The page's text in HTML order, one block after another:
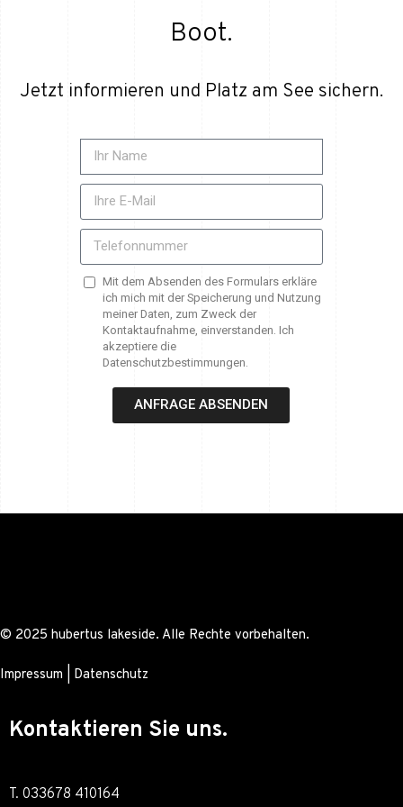
Boot.
Jetzt informieren und Platz am See sichern.
Mit dem Absenden des Formulars erkläre
ich mich mit der Speicherung und Nutzung
meiner Daten, zum Zweck der
Kontaktaufnahme, einverstanden. Ich
akzeptiere die
Datenschutzbestimmungen.
ANFRAGE ABSENDEN
© 2025 hubertus lakeside. Alle Rechte vorbehalten.
Impressum Datenschutz
Kontaktieren Sie uns.
T. 033678 410164